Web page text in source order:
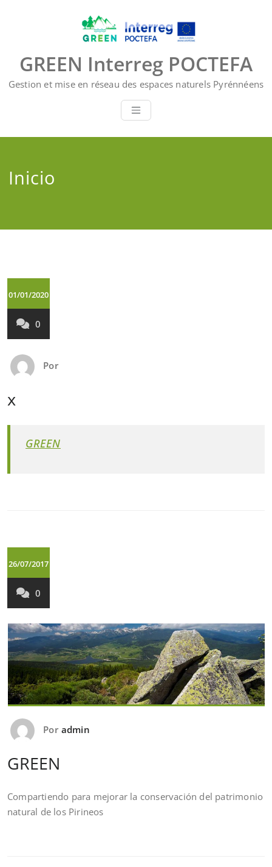
GREEN Interreg POCTEFA
Gestion et mise en réseau des espaces naturels Pyrénnéens
Inicio
01/01/2020
0
Por
x
GREEN
26/07/2017
0
Por admin
GREEN
Compartiendo para mejorar la conservación del patrimonio
natural de los Pirineos